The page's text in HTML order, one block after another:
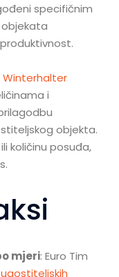
specifičnim
Winterhalter
i
objekta.
količinu posuđa,
mjeri: Euro Tim